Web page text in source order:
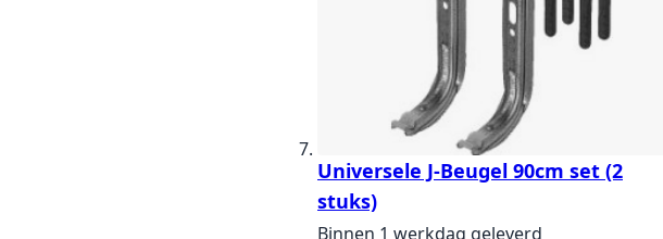
Universele J-Beugel 90cm set (2
stuks)
Binnen 1 werkdag geleverd